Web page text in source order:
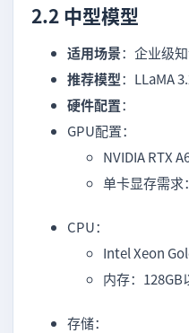
2.2 中型模型
适用场景：企业级
推荐模型：LLaMA
硬件配置：
GPU配置：
NVIDIA RTX
单卡显存需求
CPU：
Intel Xeon
内存：128GB
存储：